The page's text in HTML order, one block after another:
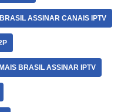
ASSINAR CANAIS IPTV
MAIS BRASIL ASSINAR IPTV